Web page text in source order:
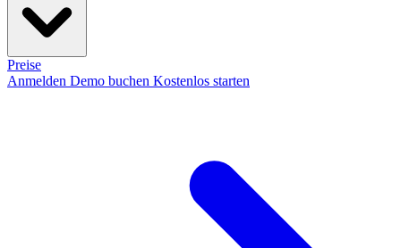
Preise
Anmelden Demo buchen Kostenlos starten